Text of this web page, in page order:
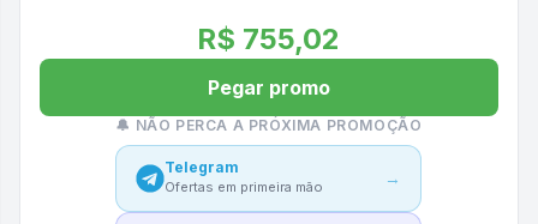
R$ 755,02
Pegar promo
🔔 NÃO PERCA A PRÓXIMA PROMOÇÃO
Telegram
Ofertas em primeira mão →